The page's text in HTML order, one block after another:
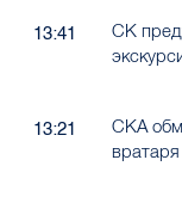
13:41
СК
13:21
СКА